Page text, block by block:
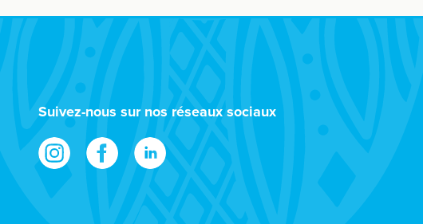
Suivez-nous sur nos réseaux sociaux